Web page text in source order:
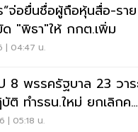
”จ่อยื่นชื่อผู้ถือหุ้นสื่อ-ราย
ITV มัด "พิธา"ให้ กกต.เพิ่ม
| 04:47 น.
รรครัฐบาล 23 วาระ
ติ ทำรธน.ใหม่ ยกเลิกคดี
มือง
| 05:18 น.